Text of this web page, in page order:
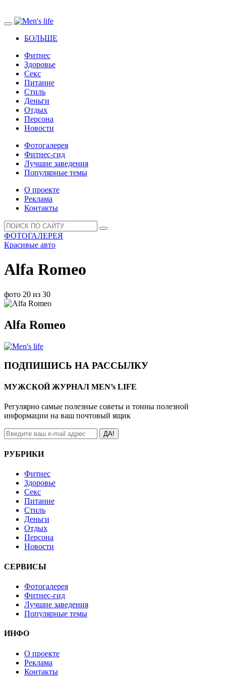
БОЛЬШЕ
Фитнес
Здоровье
Секс
Питание
Стиль
Деньги
Отдых
Персона
Новости
Фотогалерея
Фитнес-гид
Лучшие заведения
Популярные темы
О проекте
Реклама
Контакты
ФОТОГАЛЕРЕЯ
Красивые авто
Alfa Romeo
фото 20 из 30
Alfa Romeo
ПОДПИШИСЬ НА РАССЫЛКУ
МУЖСКОЙ ЖУРНАЛ MEN’s LIFE
Регулярно самые полезные советы и тонны полезной
информации на ваш почтовый ящик
ДА!
РУБРИКИ
Фитнес
Здоровье
Секс
Питание
Стиль
Деньги
Отдых
Персона
Новости
СЕРВИСЫ
Фотогалерея
Фитнес-гид
Лучшие заведения
Популярные темы
ИНФО
О проекте
Реклама
Контакты